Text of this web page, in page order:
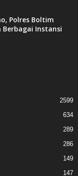
Polres Boltim
Berbagai Instansi
2599
634
289
286
149
147